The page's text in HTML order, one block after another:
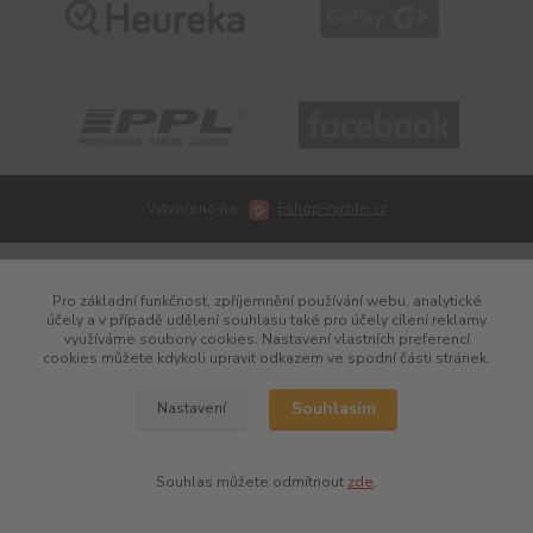
Pro základní funkčnost, zpříjemnění používání webu, analytické
účely a v případě udělení souhlasu také pro účely cílení reklamy
využíváme soubory cookies. Nastavení vlastních preferencí
cookies můžete kdykoli upravit odkazem ve spodní části stránek.
Nastavení Souhlasím
Souhlas můžete odmítnout zde.